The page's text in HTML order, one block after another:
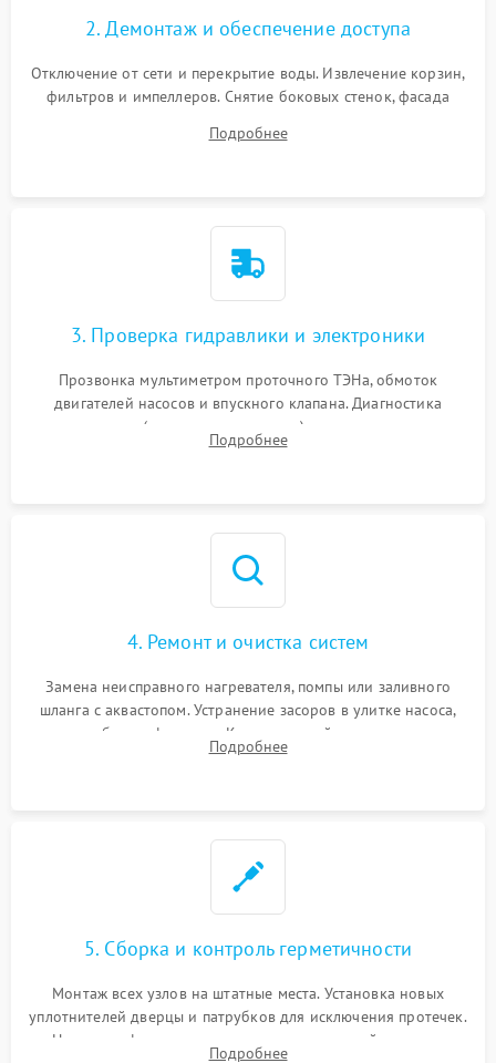
2. Демонтаж и обеспечение доступа
Отключение от сети и перекрытие воды. Извлечение корзин,
фильтров и импеллеров. Снятие боковых стенок, фасада
циркуляционному насосу, ТЭНу и сливной помпе.
Подробнее
3. Проверка гидравлики и электроники
Прозвонка мультиметром проточного ТЭНа, обмоток
двигателей насосов и впускного клапана. Диагностика
прессостата (датчика уровня воды), датчика мутности,
концевика дверцы и электронного модуля управления.
Подробнее
4. Ремонт и очистка систем
Замена неисправного нагревателя, помпы или заливного
шланга с аквастопом. Устранение засоров в улитке насоса,
патрубках и фильтрах. Компонентный ремонт платы
управления, восстановление поврежденной проводки.
Подробнее
5. Сборка и контроль герметичности
Монтаж всех узлов на штатные места. Установка новых
уплотнителей дверцы и патрубков для исключения протечек.
Надежная фиксация хомутов гидравлической системы,
Подробнее